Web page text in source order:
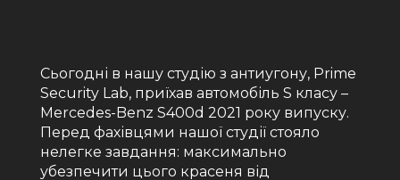
Сьогодні в нашу студію з антиугону, Prime
Security Lab, приїхав автомобіль S класу –
Mercedes-Benz S400d 2021 року випуску.
Перед фахівцями нашої студії стояло
нелегке завдання: максимально
убезпечити цього красеня від